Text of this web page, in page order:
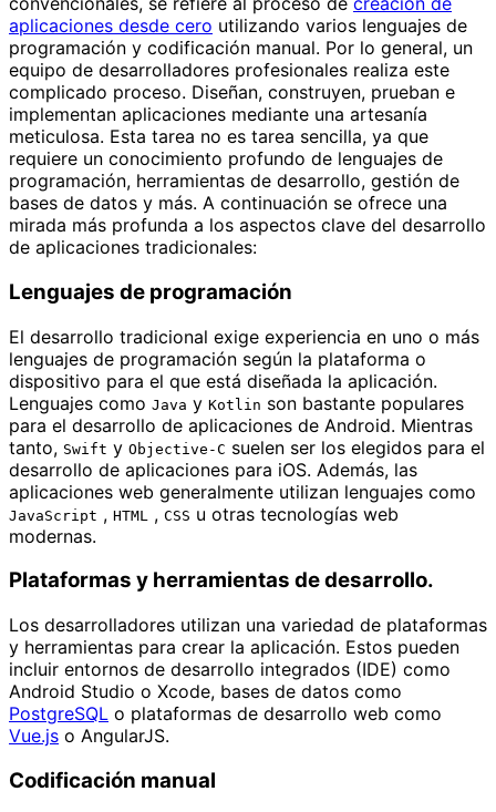
aplicaciones desde cero utilizando varios lenguajes de
programación y codificación manual. Por lo general, un
equipo de desarrolladores profesionales realiza este
complicado proceso. Diseñan, construyen, prueban e
implementan aplicaciones mediante una artesanía
meticulosa. Esta tarea no es tarea sencilla, ya que
requiere un conocimiento profundo de lenguajes de
programación, herramientas de desarrollo, gestión de
bases de datos y más. A continuación se ofrece una
mirada más profunda a los aspectos clave del desarrollo
de aplicaciones tradicionales:
Lenguajes de programación
El desarrollo tradicional exige experiencia en uno o más
lenguajes de programación según la plataforma o
dispositivo para el que está diseñada la aplicación.
Lenguajes como Java y Kotlin son bastante populares
para el desarrollo de aplicaciones de Android. Mientras
tanto, Swift y Objective-C suelen ser los elegidos para el
desarrollo de aplicaciones para iOS. Además, las
aplicaciones web generalmente utilizan lenguajes como
JavaScript , HTML , CSS u otras tecnologías web
modernas.
Plataformas y herramientas de desarrollo.
Los desarrolladores utilizan una variedad de plataformas
y herramientas para crear la aplicación. Estos pueden
incluir entornos de desarrollo integrados (IDE) como
Android Studio o Xcode, bases de datos como
PostgreSQL o plataformas de desarrollo web como
Vue.js o AngularJS.
Codificación manual